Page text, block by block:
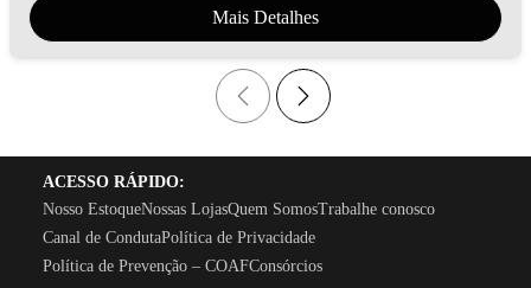
Mais Detalhes
ACESSO RÁPIDO:
Nosso EstoqueNossas LojasQuem SomosTrabalhe conosco
Canal de CondutaPolítica de Privacidade
Política de Prevenção – COAFConsórcios